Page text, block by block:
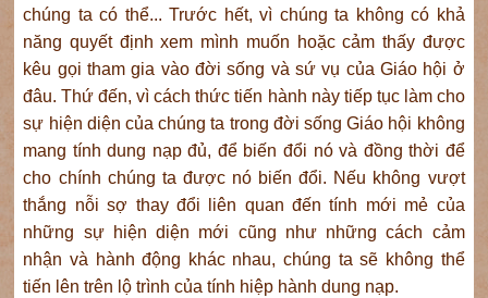
chúng ta có thể... Trước hết, vì chúng ta không có khả
năng quyết định xem mình muốn hoặc cảm thấy được
kêu gọi tham gia vào đời sống và sứ vụ của Giáo hội ở
đâu. Thứ đến, vì cách thức tiến hành này tiếp tục làm cho
sự hiện diện của chúng ta trong đời sống Giáo hội không
mang tính dung nạp đủ, để biến đổi nó và đồng thời để
cho chính chúng ta được nó biến đổi. Nếu không vượt
thắng nỗi sợ thay đổi liên quan đến tính mới mẻ của
những sự hiện diện mới cũng như những cách cảm
nhận và hành động khác nhau, chúng ta sẽ không thể
tiến lên trên lộ trình của tính hiệp hành dung nạp.